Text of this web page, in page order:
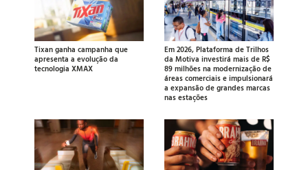
Tixan ganha campanha que
apresenta a evolução da
tecnologia XMAX
Em 2026, Plataforma de Trilhos
da Motiva investirá mais de R$
89 milhões na modernização de
áreas comerciais e impulsionará
a expansão de grandes marcas
nas estações